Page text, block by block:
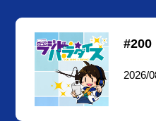
#200
2026/